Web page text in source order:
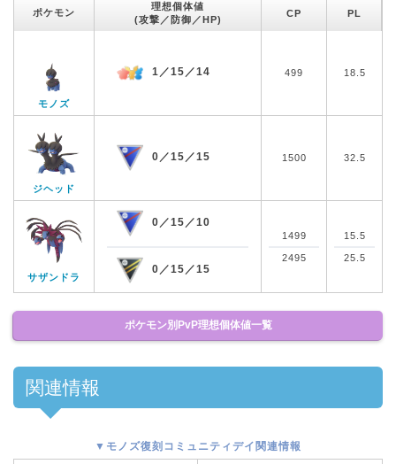
ポケモン
理想個体値
(攻撃／防御／HP)
CP PL
モノズ
1／15／14 499 18.5
ジヘッド
0／15／15 1500 32.5
サザンドラ
0／15／10
0／15／15
1499
2495
15.5
25.5
ポケモン別PvP理想個体値一覧
関連情報
▼モノズ復刻コミュニティデイ関連情報